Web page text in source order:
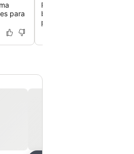
para
Relaxe no spa de serviço
banheira de
para mimos e